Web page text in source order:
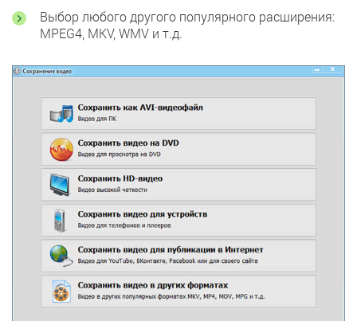
Выбор любого другого популярного расширения:
MPEG4, MKV, WMV и т.д.